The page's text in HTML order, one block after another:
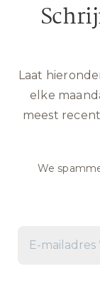
Laat
elke
meest
We